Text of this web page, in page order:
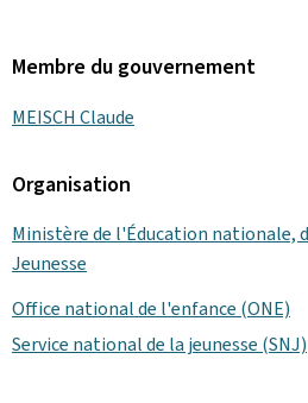
Membre du gouvernement
MEISCH Claude
Organisation
Ministère de l'Éducation nationale,
Jeunesse
Office national de l'enfance (ONE)
Service national de la jeunesse (SNJ)